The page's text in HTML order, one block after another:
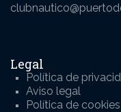
Legal
Política de
Aviso legal
Política de cookies